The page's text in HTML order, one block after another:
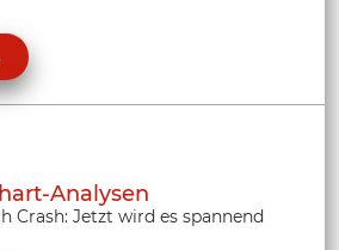
Analysen
Crash: Jetzt wird es spannend